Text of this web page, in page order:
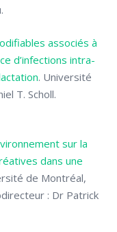
associés à
d’infections intra-
. Université
T. Scholl.
sur la
dans une
de Montréal,
: Dr Patrick